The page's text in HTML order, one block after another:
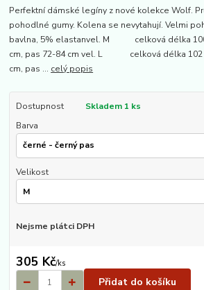
Perfektní dámské legíny z nové kolekce Wolf.
pohodlné gumy. Kolena se nevytahují. Velmi
bavlna, 5% elastanvel. M celková délka 100
cm, pas 72-84 cm vel. L celková délka 102
cm, pas ... celý popis
Dostupnost
Skladem 1 ks
Barva
Velikost
Nejsme plátci DPH
305 Kč/ks
Přidat do košíku